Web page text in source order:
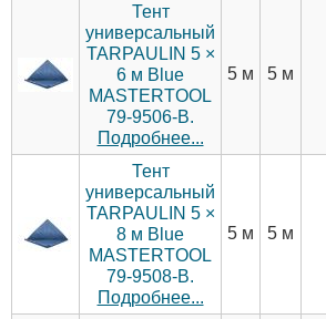
Тент
универсальный
TARPAULIN 5 ×
6 м Blue
MASTERTOOL
79-9506-В.
Подробнее...
5 м 5 м
Тент
универсальный
TARPAULIN 5 ×
8 м Blue
MASTERTOOL
79-9508-В.
Подробнее...
5 м 5 м